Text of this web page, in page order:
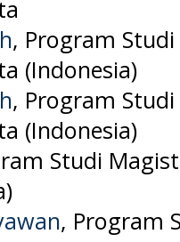
, Program
(Indonesia)
, Program
(Indonesia)
Studi
, Program